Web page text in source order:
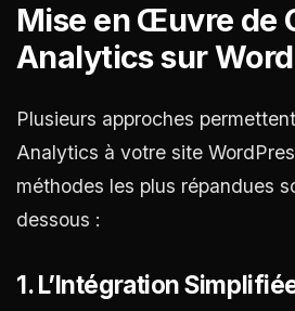
Mise en Œuvre de
Analytics sur
Plusieurs approches
Analytics à votre site
méthodes les plus répandues
dessous :
1. L’Intégration